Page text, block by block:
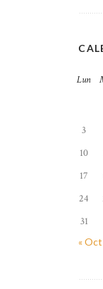
Lun
3
10
17
24
31
« Oct